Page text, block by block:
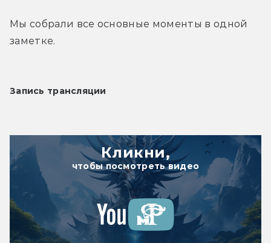
Мы собрали все основные моменты в одной
заметке.
Запись трансляции
Кликни,
чтобы посмотреть видео